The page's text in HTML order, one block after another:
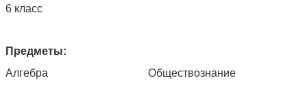
6 класс
Предметы:
Алгебра
Обществознание